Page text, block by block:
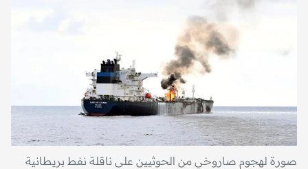
صورة لهجوم صاروخي من الحوثيين على ناقلة نفط بريطانية